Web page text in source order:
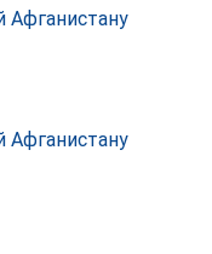
Афганистану
Афганистану